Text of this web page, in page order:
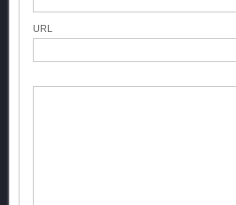
URL